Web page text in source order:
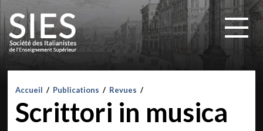
Accueil / Publications / Revues /
Scrittori in musica